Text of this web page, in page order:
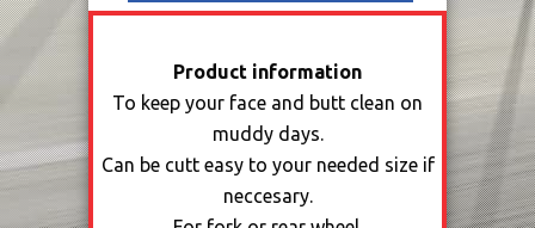
Product information
To keep your face and butt clean on
muddy days.
Can be cutt easy to your needed size if
neccesary.